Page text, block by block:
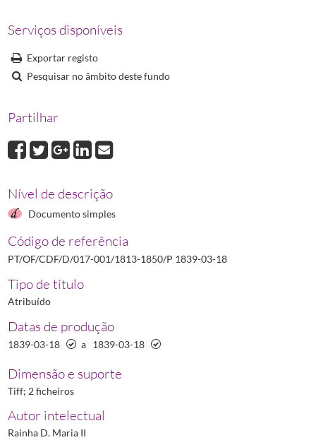
P 1839-10-04
P 1840-01-24
P 1843-02-13 (1)Portaria que louva o desempenho da Comissão Especial
Serviços disponíveis
Exportar registo
Pesquisar no âmbito deste fundo
Partilhar
Nível de descrição
Documento simples
Código de referência
PT/OF/CDF/D/017-001/1813-1850/P 1839-03-18
Tipo de título
Atribuído
Datas de produção
1839-03-18 a 1839-03-18
Dimensão e suporte
Tiff; 2 ficheiros
Autor intelectual
Rainha D. Maria II